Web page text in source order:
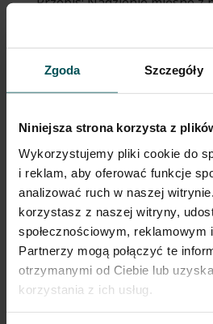
Zgoda Szczegóły
Niniejsza strona korzysta z
Wykorzystujemy pliki cookie do
i reklam, aby oferować funkcje
analizować ruch w naszej
korzystasz z naszej witryny,
społecznościowym, reklamowym
Partnerzy mogą połączyć te
otrzymanymi od Ciebie lub
korzystania z ich usług.
Strona główna » Pasta z
pieczarkami Powrót do listy
mięsem Składniki Pasta
z pieczarką i borowikiem
mięso (wołowina lub...